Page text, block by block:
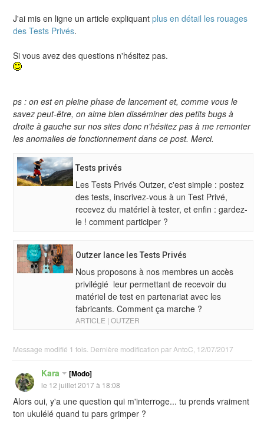
J'ai mis en ligne un article expliquantplus en détail les rouages
des Tests Privés.
Si vous avez des questions n'hésitez pas.
ps : on est en pleine phase de lancement et, comme vous le
savez peut-être, on aime bien disséminer des petits bugs à
droite à gauche sur nos sites donc n'hésitez pas à me remonter
les anomalies de fonctionnement dans ce post. Merci.
Tests privés
Les Tests Privés Outzer, c'est simple : postez
des tests, inscrivez-vous à un Test Privé,
recevez du matériel à tester, et enfin : gardez-
le ! comment participer ?
Outzer lance les Tests Privés
Nous proposons à nos membres un accès
privilégié leur permettant de recevoir du
matériel de test en partenariat avec les
fabricants. Comment ça marche ?
ARTICLE | OUTZER
Message modifié 1 fois. Dernière modification par AntoC, 12/07/2017
Kara [Modo]
le 12 juillet 2017 à 18:08
Alors oui, y'a une question qui m'interroge... tu prends vraiment
ton ukulélé quand tu pars grimper ?